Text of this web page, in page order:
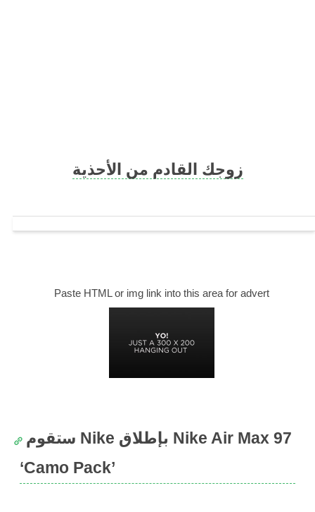
زوجك القادم من الأحذية
Paste HTML or img link into this area for advert
ستقوم Nike بإطلاق Nike Air Max 97
‘Camo Pack’